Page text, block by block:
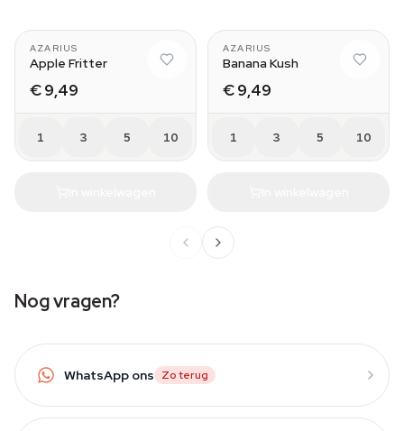
AZARIUS
Apple Fritter
€ 9,49
1 3 5 10
AZARIUS
Banana Kush
€ 9,49
1 3 5 10
Nog vragen?
WhatsApp ons Zo terug